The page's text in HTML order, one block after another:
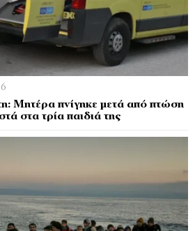
Μητέρα πνίγηκε μετά από πτώση
στα τρία παιδιά της